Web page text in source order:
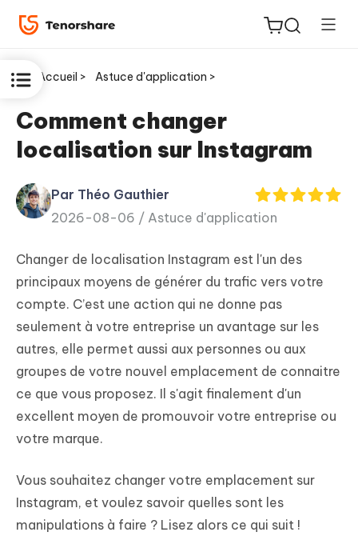
for iOS
PDNob
Editor
iAnyGo
Accueil > Astuce d'application >
Comment changer
localisation sur Instagram
Par Théo Gauthier
2026-08-06 / Astuce d'application
Changer de localisation Instagram est l'un des
principaux moyens de générer du trafic vers votre
compte. C’est une action qui ne donne pas
seulement à votre entreprise un avantage sur les
autres, elle permet aussi aux personnes ou aux
groupes de votre nouvel emplacement de connaitre
ce que vous proposez. Il s'agit finalement d'un
excellent moyen de promouvoir votre entreprise ou
votre marque.
Vous souhaitez changer votre emplacement sur
Instagram, et voulez savoir quelles sont les
manipulations à faire ? Lisez alors ce qui suit !